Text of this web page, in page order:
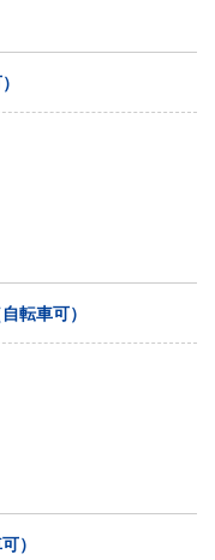
転車可）
）